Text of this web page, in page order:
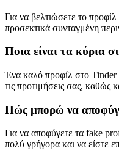
Για να βελτιώσετε το
προσεκτικά συνταγμένη
Ποια είναι τα κύρια
Ένα καλό προφίλ στο Tinder
τις προτιμήσεις σας, καθώς
Πώς μπορώ να
Για να αποφύγετε τα fake
πολύ γρήγορα και να είστε